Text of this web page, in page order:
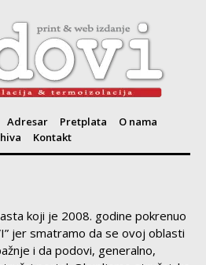
Adresar Pretplata
O nama
Kontakt
koji je 2008. godine pokrenuo
jer smatramo da se ovoj oblasti
i da podovi, generalno,